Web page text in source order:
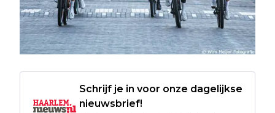
Schrijf je in voor onze dagelijkse
nieuwsbrief!